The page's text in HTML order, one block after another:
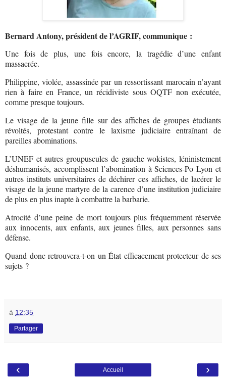
Bernard Antony, président de l’AGRIF, communique :
Une fois de plus, une fois encore, la tragédie d’une enfant
massacrée.
Philippine, violée, assassinée par un ressortissant marocain n’ayant
rien à faire en France, un récidiviste sous OQTF non exécutée,
comme presque toujours.
Le visage de la jeune fille sur des affiches de groupes étudiants
révoltés, protestant contre le laxisme judiciaire entraînant de
pareilles abominations.
L’UNEF et autres groupuscules de gauche wokistes, léninistement
déshumanisés, accomplissent l’abomination à Sciences-Po Lyon et
autres instituts universitaires de déchirer ces affiches, de lacérer le
visage de la jeune martyre de la carence d’une institution judiciaire
de plus en plus inapte à combattre la barbarie.
Atrocité d’une peine de mort toujours plus fréquemment réservée
aux innocents, aux enfants, aux jeunes filles, aux personnes sans
défense.
Quand donc retrouvera-t-on un État efficacement protecteur de ses
sujets ?
à 12:35
Partager
‹ ›
Accueil